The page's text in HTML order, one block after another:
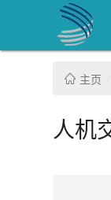
主页
人机